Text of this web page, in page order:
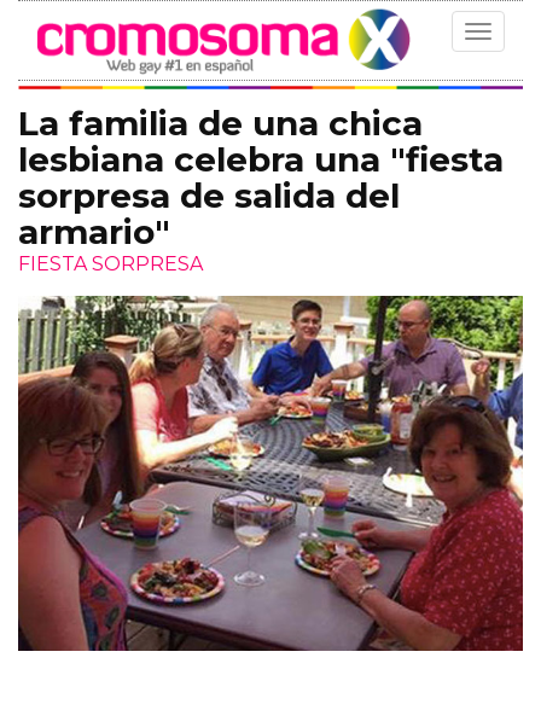
Toggle
La familia de una chica
lesbiana celebra una "fiesta
sorpresa de salida del
armario"
FIESTA SORPRESA